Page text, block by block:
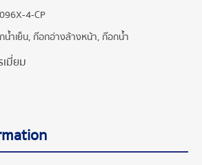
4-CP
น้ำเย็น,ก๊อกอ่างล้างหน้า,ก๊อกน้ำ
เมี่ยม